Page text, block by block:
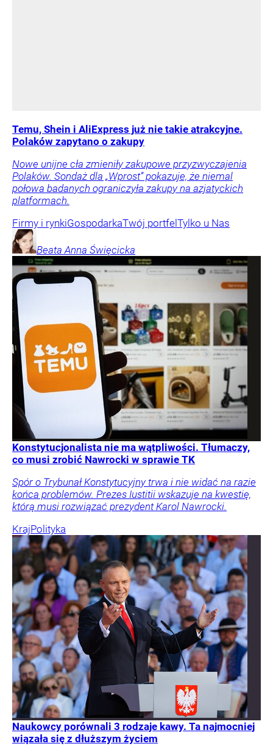
Temu, Shein i AliExpress już nie takie atrakcyjne.
Polaków zapytano o zakupy
Nowe unijne cła zmieniły zakupowe przyzwyczajenia
Polaków. Sondaż dla „Wprost” pokazuje, że niemal
połowa badanych ograniczyła zakupy na azjatyckich
platformach.
Firmy i rynkiGospodarkaTwój portfelTylko u Nas
Beata Anna Święcicka
Konstytucjonalista nie ma wątpliwości. Tłumaczy,
co musi zrobić Nawrocki w sprawie TK
Spór o Trybunał Konstytucyjny trwa i nie widać na razie
końca problemów. Prezes Iustitii wskazuje na kwestię,
którą musi rozwiązać prezydent Karol Nawrocki.
KrajPolityka
Naukowcy porównali 3 rodzaje kawy. Ta najmocniej
wiązała się z dłuższym życiem